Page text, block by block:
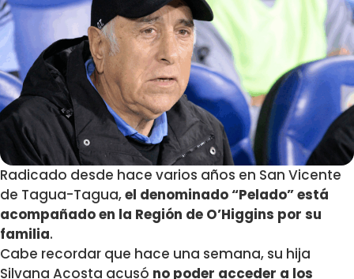
Radicado desde hace varios años en San Vicente
de Tagua-Tagua,el denominado “Pelado” está
acompañado en la Región de O’Higgins por su
familia.
Cabe recordar que hace una semana, su hija
Silvana Acosta acusó no poder acceder a los